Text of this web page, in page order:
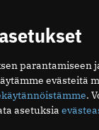
parantamiseen
evästeitä
.
asetuksia